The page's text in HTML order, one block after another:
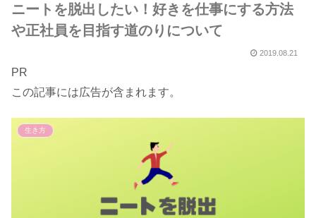
ニートを脱出したい！好きを仕事にする方法
や正社員を目指す道のりについて
2019.08.21
PR
この記事には広告が含まれます。
生き方